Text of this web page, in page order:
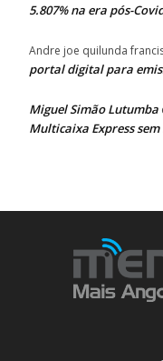
5.807% na era pós-
Andre joe quilunda
portal digital para
Miguel Simão Lutumba
Multicaixa Express